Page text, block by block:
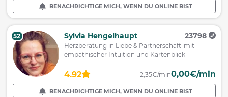
BENACHRICHTIGE MICH, WENN DU ONLINE BIST
52 Sylvia Hengelhaupt 23798
Herzberatung in Liebe & Partnerschaft-mit
empathischer Intuition und Kartenblick
4.92 2,35€/min0,00€/min
BENACHRICHTIGE MICH, WENN DU ONLINE BIST